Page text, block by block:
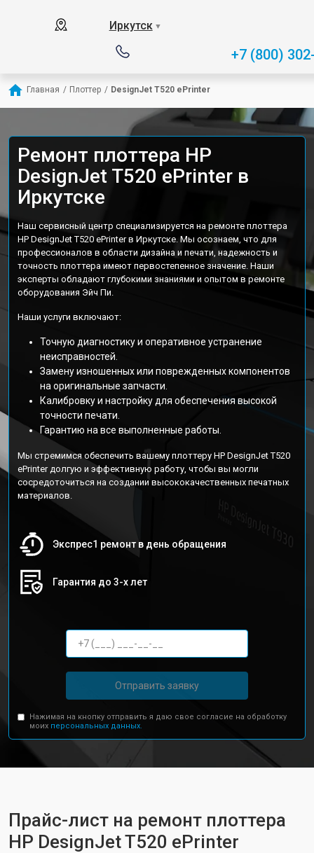
Иркутск ▼
+7 (800)
Главная / Плоттер / DesignJet T520 ePrinter
Ремонт плоттера HP
DesignJet T520 ePrinter в
Иркутске
Наш сервисный центр специализируется на ремонте плоттера
HP DesignJet T520 ePrinter в Иркутске. Мы осознаем, что для
профессионалов в области дизайна и печати, надежность и
точность плоттера имеют первостепенное значение. Наши
эксперты обладают глубокими знаниями и опытом в ремонте
оборудования Эйч Пи.
Наши услуги включают:
Точную диагностику и оперативное устранение
неисправностей.
Замену изношенных или поврежденных компонентов
на оригинальные запчасти.
Калибровку и настройку для обеспечения высокой
точности печати.
Гарантию на все выполненные работы.
Мы стремимся обеспечить вашему плоттеру HP DesignJet T520
ePrinter долгую и эффективную работу, чтобы вы могли
сосредоточиться на создании высококачественных печатных
материалов.
Экспрес1 ремонт в день обращения
Гарантия до 3-х лет
Отправить заявку
Нажимая на кнопку отправить я даю свое согласие на обработку
моих персональных данных.
Прайс-лист на ремонт плоттера
HP DesignJet T520 ePrinter